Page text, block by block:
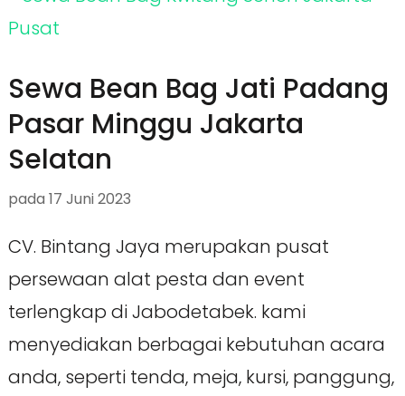
Sewa Bean Bag Jati Padang
Pasar Minggu Jakarta
Selatan
pada 17 Juni 2023
CV. Bintang Jaya merupakan pusat
persewaan alat pesta dan event
terlengkap di Jabodetabek. kami
menyediakan berbagai kebutuhan acara
anda, seperti tenda, meja, kursi, panggung,